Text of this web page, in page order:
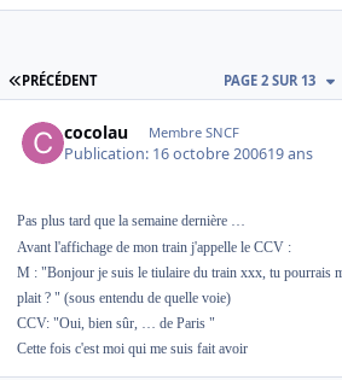
PREMIÈRE PAGE
PRÉCÉDENT PAGE 2 SUR 13
cocolau Membre SNCF
Publication: 16 octobre 200619 ans
Pas plus tard que la semaine dernière …
Avant l'affichage de mon train j'appelle le CCV :
M : "Bonjour je suis le tiulaire du train xxx, tu pourrais
plait ? " (sous entendu de quelle voie)
CCV: "Oui, bien sûr, … de Paris "
Cette fois c'est moi qui me suis fait avoir